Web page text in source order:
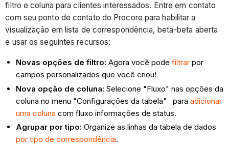
filtro e coluna para clientes interessados. Entre em contato
com seu ponto de contato do Procore para habilitar a
visualização em lista de correspondência, beta-beta aberta
e usar os seguintes recursos:
Novas opções de filtro:Agora você podefiltrar por
campos personalizados que você criou!
Nova opção de coluna:Selecione "Fluxo" nas opções da
coluna no menu "Configurações da tabela"
paraadicionar
uma coluna com fluxo informações de status.
Agrupar por tipo:Organize as linhas da tabela de dados
por tipo de correspondência.